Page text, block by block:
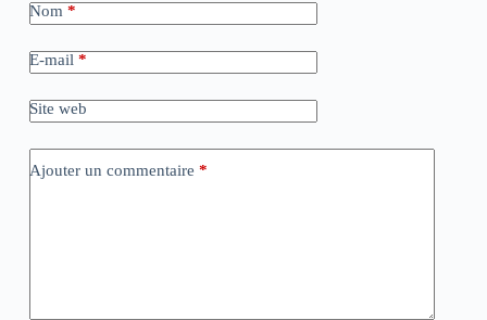
Nom *
E-mail *
Site web
Ajouter un commentaire *